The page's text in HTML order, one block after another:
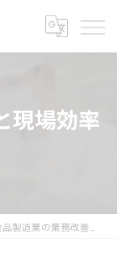
現場効率
製造業の業務改善と現場効率化事例